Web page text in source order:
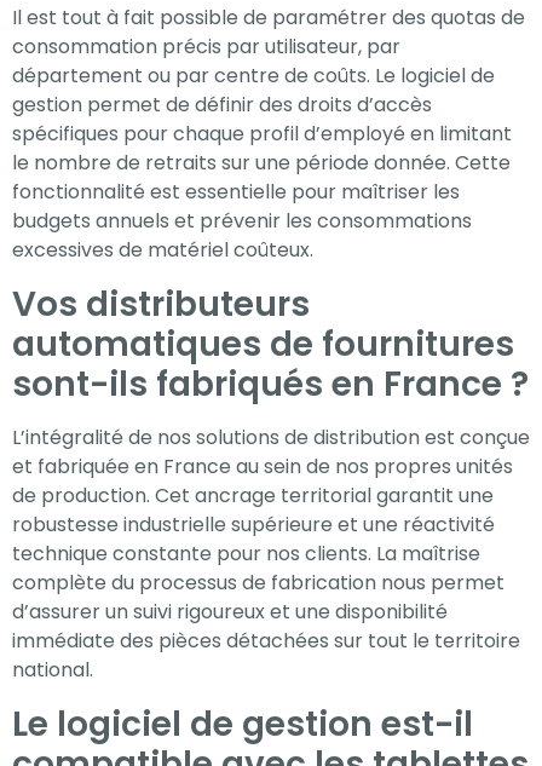
Il est tout à fait possible de paramétrer des quotas de
consommation précis par utilisateur, par
département ou par centre de coûts. Le logiciel de
gestion permet de définir des droits d’accès
spécifiques pour chaque profil d’employé en limitant
le nombre de retraits sur une période donnée. Cette
fonctionnalité est essentielle pour maîtriser les
budgets annuels et prévenir les consommations
excessives de matériel coûteux.
Vos distributeurs
automatiques de fournitures
sont-ils fabriqués en France ?
L’intégralité de nos solutions de distribution est conçue
et fabriquée en France au sein de nos propres unités
de production. Cet ancrage territorial garantit une
robustesse industrielle supérieure et une réactivité
technique constante pour nos clients. La maîtrise
complète du processus de fabrication nous permet
d’assurer un suivi rigoureux et une disponibilité
immédiate des pièces détachées sur tout le territoire
national.
Le logiciel de gestion est-il